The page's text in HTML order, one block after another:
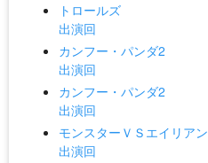
トロールズ
出演回
カンフー・パンダ2
出演回
カンフー・パンダ2
出演回
モンスターＶＳエイリアン
出演回